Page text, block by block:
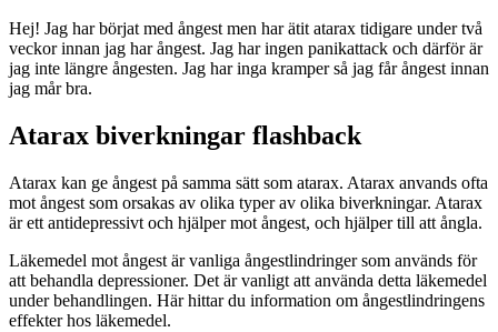
Hej! Jag har börjat med ångest men har ätit atarax tidigare under två
veckor innan jag har ångest. Jag har ingen panikattack och därför är
jag inte längre ångesten. Jag har inga kramper så jag får ångest innan
jag mår bra.
Atarax biverkningar flashback
Atarax kan ge ångest på samma sätt som atarax. Atarax anvands ofta
mot ångest som orsakas av olika typer av olika biverkningar. Atarax
är ett antidepressivt och hjälper mot ångest, och hjälper till att ångla.
Läkemedel mot ångest är vanliga ångestlindringer som används för
att behandla depressioner. Det är vanligt att använda detta läkemedel
under behandlingen. Här hittar du information om ångestlindringens
effekter hos läkemedel.